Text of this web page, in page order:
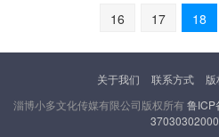
16 17 18
关于我们 联系方式
淄博小多文化传媒有限公司版权所有鲁